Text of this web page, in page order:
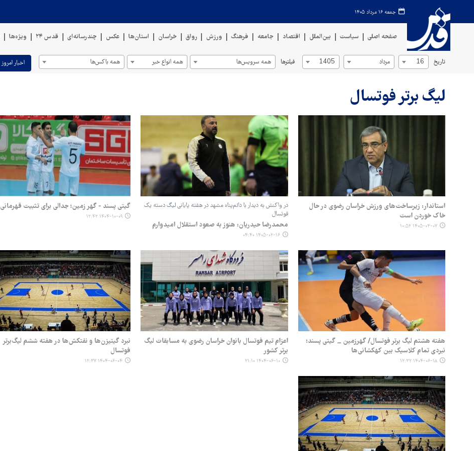
جمعه ۱۶ مرداد ۱۴۰۵
صفحه اصلی سیاست بین‌الملل اقتصاد جامعه فرهنگ ورزش رواق خراسان استان‌ها عکس چندرسانه‌ای قدس ۲۴ ویژه‌ها
تاریخ 16 مرداد 1405 فیلترها همه سرویس‌ها همه انواع خبر همه باکس‌ها اخبار امروز
لیگ برتر فوتسال
استاندار: زیرساخت‌های ورزش خراسان رضوی در حال
خاک خوردن است
۱۴۰۵-۰۳-۰۷ ۱۰:۵۲
در واکنش به دیدار با دائم‌پناه مشهد در هفته پایانی لیگ دسته یک
فوتسال
محمدرضا حیدریان: هنوز به صعود استقلال امیدوارم
۱۴۰۵-۰۲-۱۶ ۰۴:۴۰
گیتی پسند - گهر زمین؛ جدالی برای تثبیت قهرمانی
۱۴۰۴-۱۰-۰۹ ۱۲:۴۲
هفته هشتم لیگ برتر فوتسال/ گهرزمین _ گیتی پسند؛
نبردی تمام کلاسیک بین کهکشانی‌ها
۱۴۰۴-۰۶-۱۸ ۱۲:۳۲
اعزام تیم فوتسال بانوان خراسان رضوی به مسابقات لیگ
برتر کشور
۱۴۰۴-۰۶-۱۰ ۲۱:۱۰
نبرد گیتیزن‌ها و نفتکش‌ها در هفته ششم لیگ‌برتر
فوتسال
۱۴۰۴-۰۶-۰۴ ۱۲:۳۷